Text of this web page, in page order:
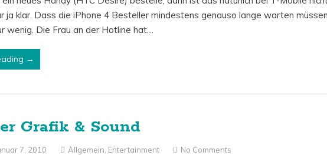
ja klar. Dass die iPhone 4 Besteller mindestens genauso lange warten
wenig. Die Frau an der Hotline hat…
→
Grafik & Sound
7, 2010 Allgemein Entertainment No Comments